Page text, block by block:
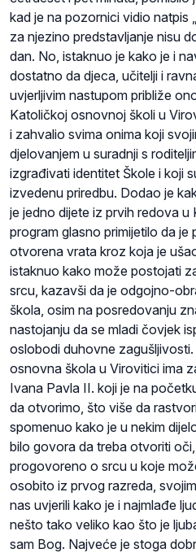
kad je na pozornici vidio natpis
za njezino predstavljanje nisu
dan. No, istaknuo je kako je i
dostatno da djeca, učitelji i
uvjerljivim nastupom približe
Katoličkoj osnovnoj školi u
i zahvalio svima onima koji
djelovanjem u suradnji s
izgrađivati identitet Škole i koji
izvedenu priredbu. Dodao je
je jedno dijete iz prvih redova
program glasno primijetilo da
otvorena vrata kroz koja je
istaknuo kako može postojati
srcu, kazavši da je odgojno-
škola, osim na posredovanju
nastojanju da se mladi čovjek
oslobodi duhovne
osnovna škola u Virovitici ima
Ivana Pavla II. koji je na
da otvorimo, što više da
spomenuo kako je u nekim
bilo govora da treba otvoriti oči,
progovoreno o srcu u koje
osobito iz prvog razreda,
nas uvjerili kako je i najmlađe
nešto tako veliko kao što je
sam Bog. Najveće je stoga